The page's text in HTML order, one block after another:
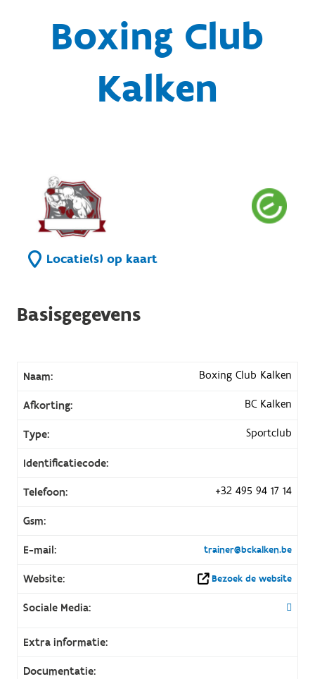
Boxing Club
Kalken
Locatie(s) op kaart
Basisgegevens
Naam: Boxing Club Kalken
Afkorting: BC Kalken
Type: Sportclub
Identificatiecode:
Telefoon: +32 495 94 17 14
Gsm:
E-mail: trainer@bckalken.be
Website: Bezoek de website
Sociale Media:
Extra informatie:
Documentatie: